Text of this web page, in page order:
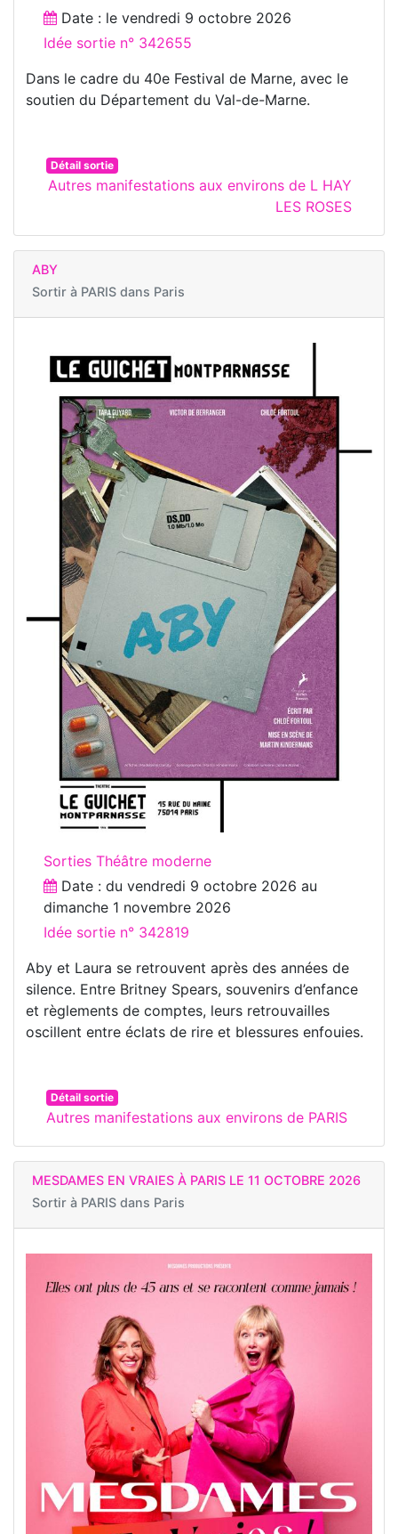
Date : le vendredi 9 octobre 2026
Idée sortie n° 342655
Dans le cadre du 40e Festival de Marne, avec le
soutien du Département du Val-de-Marne.
Détail sortie
Autres manifestations aux environs de L HAY
LES ROSES
ABY
Sortir à PARIS dans Paris
Sorties Théâtre moderne
Date : du vendredi 9 octobre 2026 au
dimanche 1 novembre 2026
Idée sortie n° 342819
Aby et Laura se retrouvent après des années de
silence. Entre Britney Spears, souvenirs d’enfance
et règlements de comptes, leurs retrouvailles
oscillent entre éclats de rire et blessures enfouies.
Détail sortie
Autres manifestations aux environs de PARIS
MESDAMES EN VRAIES À PARIS LE 11 OCTOBRE 2026
Sortir à PARIS dans Paris